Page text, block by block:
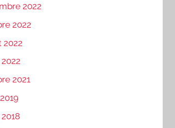
2022
2022
2022
2021